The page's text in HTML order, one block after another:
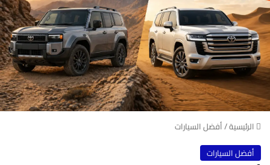
الرئيسية/أفضل السيارات
أفضل السيارات